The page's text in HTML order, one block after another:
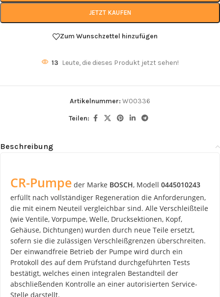
JETZT KAUFEN
Zum Wunschzettel hinzufügen
13 Leute, die dieses Produkt jetzt sehen!
Artikelnummer: W00336
Teilen:
Beschreibung
CR-Pumpe der Marke BOSCH, Modell 0445010243
erfüllt nach vollständiger Regeneration die Anforderungen,
die mit einem Neuteil vergleichbar sind. Alle Verschleißteile
(wie Ventile, Vorpumpe, Welle, Drucksektionen, Kopf,
Gehäuse, Dichtungen) wurden durch neue Teile ersetzt,
sofern sie die zulässigen Verschleißgrenzen überschreiten.
Der einwandfreie Betrieb der Pumpe wird durch ein
Protokoll des auf dem Prüfstand durchgeführten Tests
bestätigt, welches einen integralen Bestandteil der
abschließenden Kontrolle an einer autorisierten Service-
Stelle darstellt.